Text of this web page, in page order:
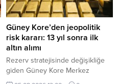
seçkisiyle yaz tatili coşkusunu
artırıyor.
Güney Kore’den jeopolitik
risk kararı: 13 yıl sonra ilk
altın alımı
Rezerv stratejisinde değişikliğe
giden Güney Kore Merkez
Bankası, 13 yıl aradan sonra altın